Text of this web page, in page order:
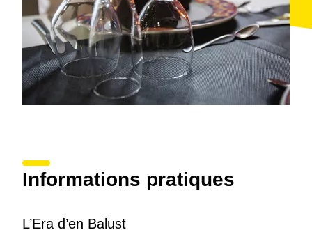
Informations pratiques
L’Era d’en Balust